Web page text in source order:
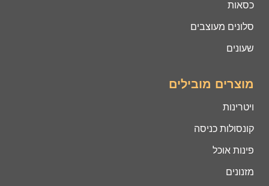
כסאות
סלונים מעוצבים
שעונים
מוצרים מובילים
ויטרינות
קונסולות כניסה
פינות אוכל
מזנונים